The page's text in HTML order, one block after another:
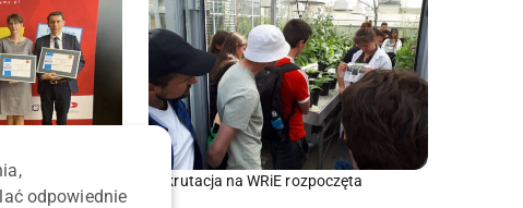
Studiuj na
Rekrutacja na WRiE rozpoczęta
odpowiednie